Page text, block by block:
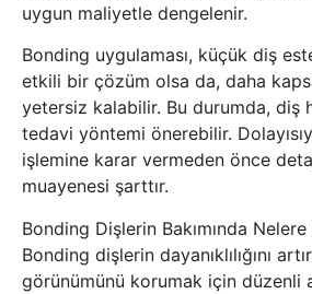
uygun maliyetle dengelenir.
Bonding uygulaması, küçük diş
etkili bir çözüm olsa da, daha
yetersiz kalabilir. Bu durumda, diş
tedavi yöntemi önerebilir.
işlemine karar vermeden önce
muayenesi şarttır.
Bonding Dişlerin Bakımında
Bonding dişlerin dayanıklılığını
görünümünü korumak için düzenli